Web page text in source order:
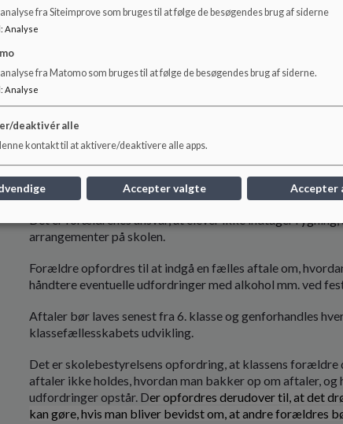
Når emner tages op vurderes det, hvordan klassens
konkrete initiativer.
Det er skolens ansvar, at samarbejde med forældrene
og andre nikotinprodukter, alkohol og rusmidler.
forældreaftale for klassens tilgang til rygning, alkohol og
Det er skolens ansvar, at give forældrene besked, såfremt
eller gjort brug af rygning, alkohol eller rusmidler.
Forældrenes ansvar
Det er forældrenes ansvar, at elever ikke indtager
arrangementer på skolen.
Forældre opfordres til at indgå en fælles aftale om,
håndtere eventuelle udfordringer med alkohol mm. ved
Aftaler bør laves senest fra 6. klasse og genforhandles
klassefællesskabets udvikling.
Det er skolebestyrelsens opfordring, at klassens
aftaler ikke holdes, hvordan man bakker op om aftaler, og
udfordringer opstår. Der opfordres derudover til, at det
kan gøre, hvis man bliver bevidst om, at andre forældres
fra Siteimprove som bruges til at følge de besøgendes brug af siderne
: Analyse
fra Matomo som bruges til at følge de besøgendes brug af siderne.
: Analyse
deaktivér alle
kontakt til at aktivere/deaktivere alle apps.
Accepter valgte Accepter